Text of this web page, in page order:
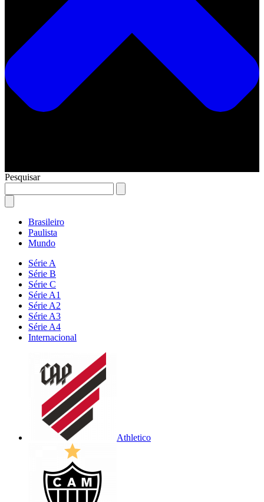
Pesquisar
Brasileiro
Paulista
Mundo
Série A
Série B
Série C
Série A1
Série A2
Série A3
Série A4
Internacional
Athletico